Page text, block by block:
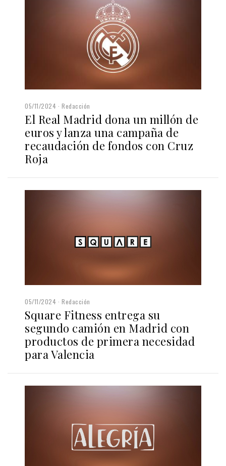
05/11/2024 Redacción
El Real Madrid dona un millón de
euros y lanza una campaña de
recaudación de fondos con Cruz
Roja
05/11/2024 Redacción
Square Fitness entrega su
segundo camión en Madrid con
productos de primera necesidad
para Valencia